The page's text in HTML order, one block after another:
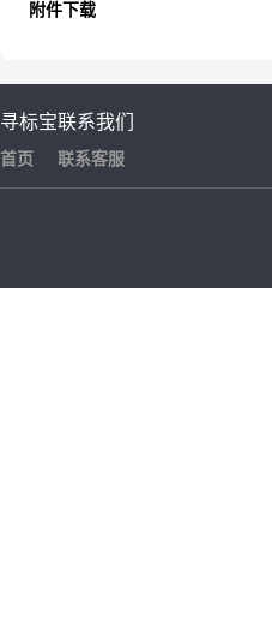
附件下载
寻标宝
首页
联系我们
联系客服